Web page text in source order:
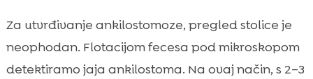
Za utvrđivanje ankilostomoze, pregled stolice je
neophodan. Flotacijom fecesa pod mikroskopom
detektiramo jaja ankilostoma. Na ovaj način, s 2–3